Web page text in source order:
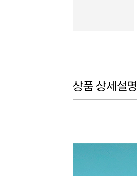
상품 상세설명